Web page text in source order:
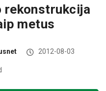
rekonstrukcija
metus
2012-08-03